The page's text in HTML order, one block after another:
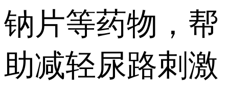
钠片等药物，帮
助减轻尿路刺激